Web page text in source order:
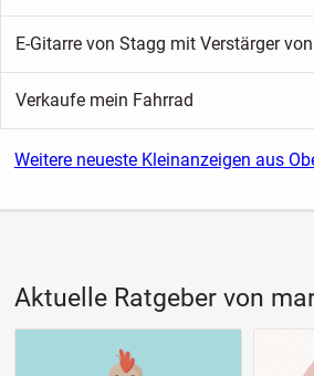
Verkaufe mein Fahrrad
Weitere neueste Kleinanzeigen aus
Aktuelle Ratgeber von